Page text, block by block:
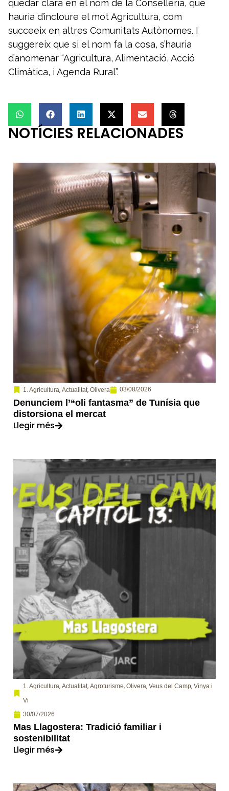
quedar clara en el nom de la Conselleria, que
hauria d’incloure el mot Agricultura, com
succeeix en altres Comunitats Autònomes. I
suggereix que si el nom fa la cosa, s’hauria
d’anomenar “Agricultura, Alimentació, Acció
Climàtica, i Agenda Rural”.
NOTÍCIES RELACIONADES
1. Agricultura, Actualitat, Olivera 03/08/2026
Denunciem l’“oli fantasma” de Tunísia que
distorsiona el mercat
Llegir més
1. Agricultura, Actualitat, Agroturisme, Olivera, Veus del Camp, Vinya i
Vi
30/07/2026
Mas Llagostera: Tradició familiar i
sostenibilitat
Llegir més